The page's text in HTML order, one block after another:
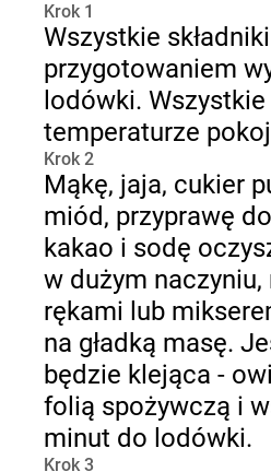
Krok 1
Wszystkie
przygotowaniem
lodówki.
temperaturze
Krok 2
Mąkę, jaja, cukier
miód, przyprawę
kakao i sodę
w dużym naczyniu,
rękami lub
na gładką masę.
będzie klejąca -
folią spożywczą i
minut do lodówki.
Krok 3